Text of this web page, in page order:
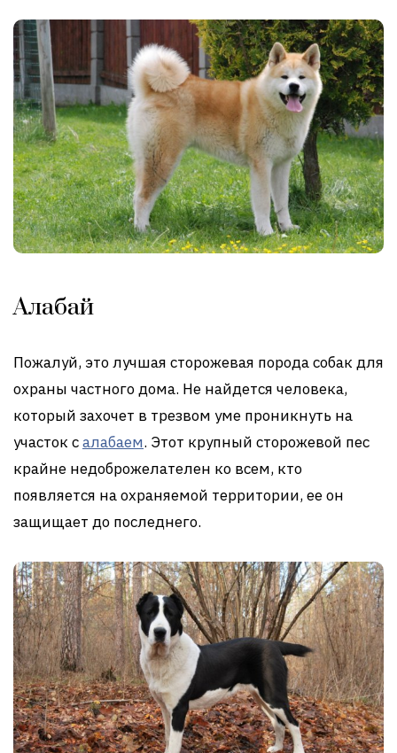
Алабай
Пожалуй, это лучшая сторожевая порода собак для
охраны частного дома. Не найдется человека,
который захочет в трезвом уме проникнуть на
участок салабаем. Этот крупный сторожевой пес
крайне недоброжелателен ко всем, кто
появляется на охраняемой территории, ее он
защищает до последнего.